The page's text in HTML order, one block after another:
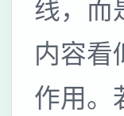
线，而
内容看
作用。